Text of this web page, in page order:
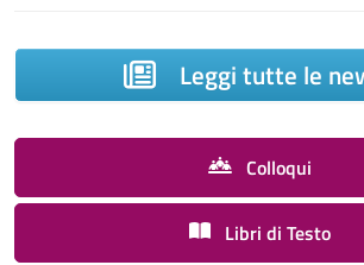
Leggi tutte le
Colloqui
Libri di Testo